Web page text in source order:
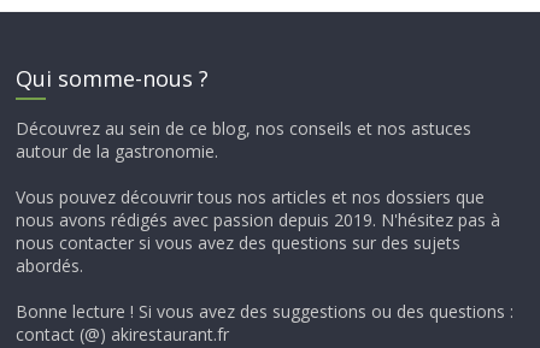
Qui somme-nous ?
Découvrez au sein de ce blog, nos conseils et nos astuces
autour de la gastronomie.
Vous pouvez découvrir tous nos articles et nos dossiers que
nous avons rédigés avec passion depuis 2019. N'hésitez pas à
nous contacter si vous avez des questions sur des sujets
abordés.
Bonne lecture ! Si vous avez des suggestions ou des questions :
contact (@) akirestaurant.fr